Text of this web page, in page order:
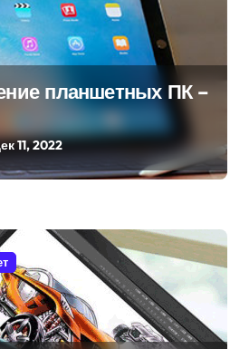
планшетных ПК –
11, 2022